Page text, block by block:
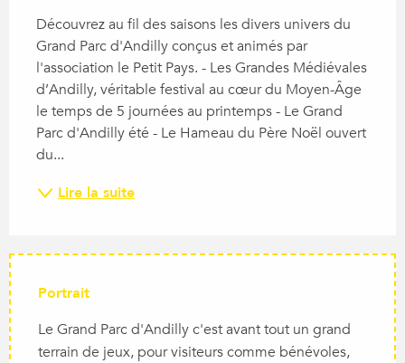
Découvrez au fil des saisons les divers univers du
Grand Parc d'Andilly conçus et animés par
l'association le Petit Pays. - Les Grandes Médiévales
d’Andilly, véritable festival au cœur du Moyen-Âge
le temps de 5 journées au printemps - Le Grand
Parc d'Andilly été - Le Hameau du Père Noël ouvert
du...
Lire la suite
Portrait
Le Grand Parc d'Andilly c'est avant tout un grand
terrain de jeux, pour visiteurs comme bénévoles,